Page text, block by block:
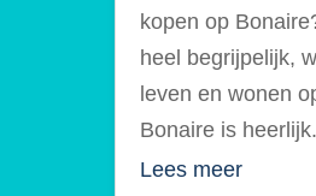
kopen op
heel begrijpelijk,
leven en wonen
Bonaire is
Lees meer